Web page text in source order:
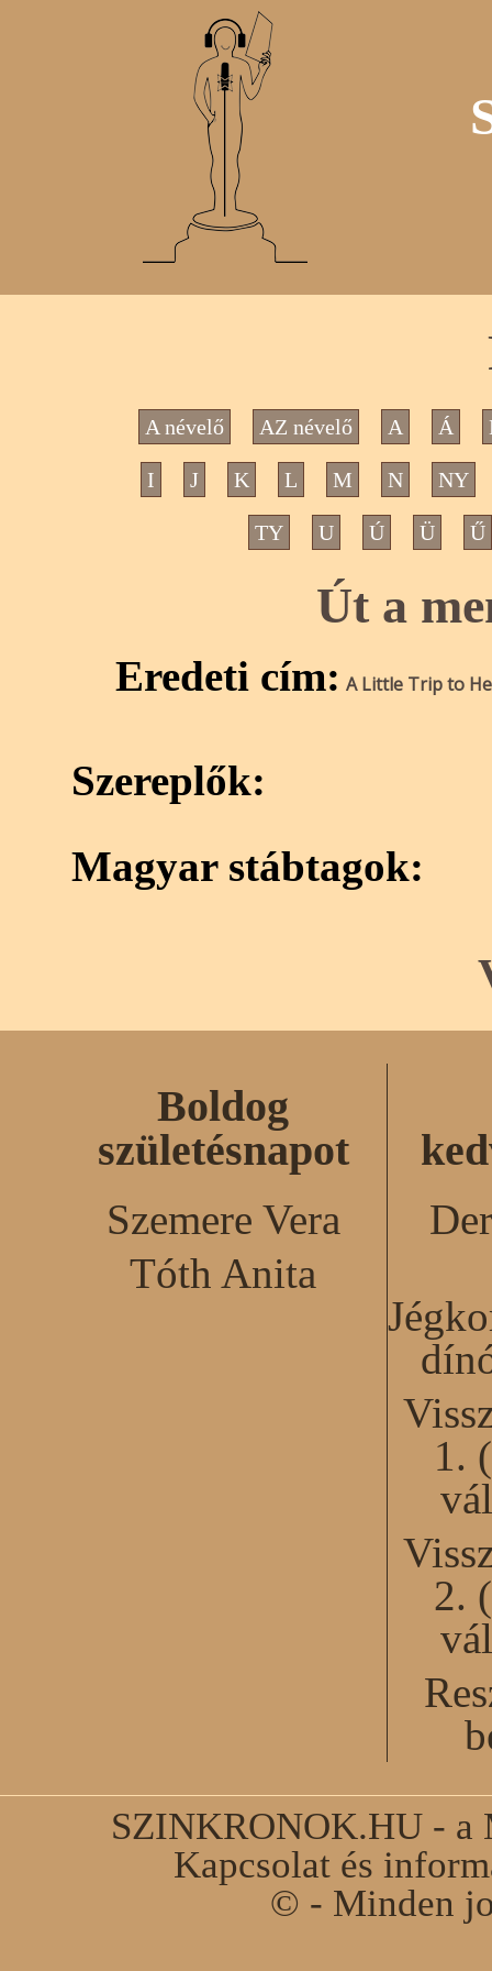
A névelő AZ névelő A Á
I J K L M N NY
TY U Ú Ü Ű
Út a
Eredeti cím: A Little Trip to
Szereplők:
Magyar stábtagok:
Boldog
születésnapot
Szemere Vera
Tóth Anita
1.
2.
SZINKRONOK.HU - a
Kapcsolat és
© - Minden